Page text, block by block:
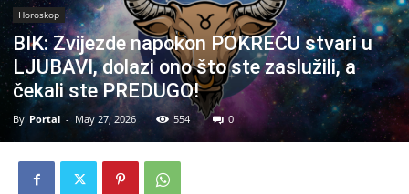
Horoskop
BIK: Zvijezde napokon POKREĆU stvari u
LJUBAVI, dolazi ono što ste zaslužili, a
čekali ste PREDUGO!
By Portal - May 27, 2026 554 0